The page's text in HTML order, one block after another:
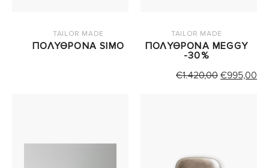
TAILOR MADE
ΠΟΛΥΘΡΟΝΑ SIMO
TAILOR MADE
ΠΟΛΥΘΡΟΝΑ MEGGY
-30%
€1.420,00 ORIGINAL
€995,00